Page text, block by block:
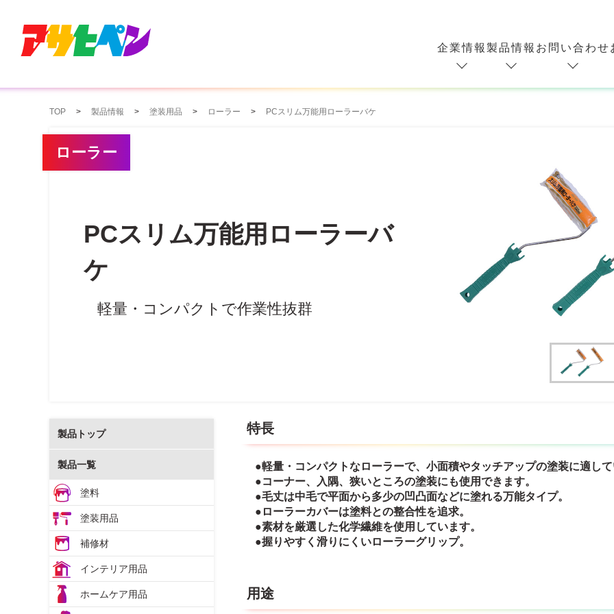
企業情報 製品情報 お問い合わせ
TOP 製品情報 塗装用品 ローラー PCスリム万能用ローラーバケ
ローラー
PCスリム万能用ローラーバ
ケ
軽量・コンパクトで作業性抜群
特長
●軽量・コンパクトなローラーで、小面積やタッチアップの塗装に適し
●コーナー、入隅、狭いところの塗装にも使用できます。
●毛丈は中毛で平面から多少の凹凸面などに塗れる万能タイプ。
●ローラーカバーは塗料との整合性を追求。
●素材を厳選した化学繊維を使用しています。
●握りやすく滑りにくいローラーグリップ。
用途
製品トップ
製品一覧
塗料
塗装用品
補修材
インテリア用品
ホームケア用品